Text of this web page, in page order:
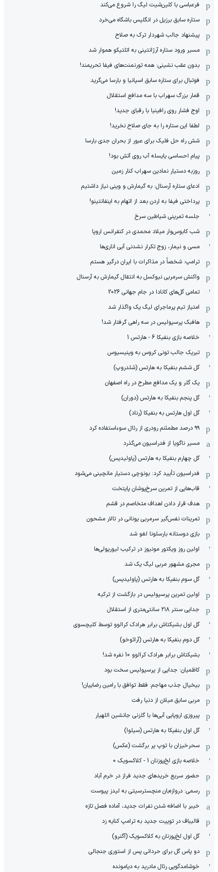
فرعباسی با کلین‌شیت لیگ را شروع می‌کند
ستاره سابق برزیل در انگلیس باشگاه می‌خرد
پیشنهاد جالب شهردار ترک به صلاح
مسیر ورود ستاره آرژانتینی به اتلتیکو هموار شد
بدون عقب نشینی: همه تورنمنت‌های فیفا تحریمند!
فوتبال برای ستاره سابق اسپانیا و بارسا می‌گرید
قمار بزرگ سهراب با سه مدافع استقلال
اوج فشار روی رافینیا با رقبای جدید!
لطفا این ستاره را به جای صلاح نخرید!
شش راه حل فلیک برای عبور از بحران جدی بارسا
پیام احساسی یایسله آب روی آتش بود!
روزبه دستیار نمادین سهراب کنار زمین
ادعای ستاره آرسنال: به گیمارش و وینی نیاز داشتیم
پرداختی فیفا به اردن بعد از اتهام به اینفانتینو!
جلسه تمرینی شیاطین سرخ
شب کابوس‌وار میلاد محمدی در کنفرانس اروپا
مسی و نیمار، زوج تکرار نشدنی آبی اناری‌ها
ترامپ: شخصاً در مذاکرات با ایران درگیر هستم
واکنش سرمربی نیوکسل به انتقال گیمارش به آرسنال
تمامی گل‌های کانادا در جام جهانی 2026
امتیاز تیم پرماجرای لیگ یک واگذار شد
هافبک پرسپولیس در سه راهی گرفتار شد!
خلاصه بازی بنفیکا 6 - هارتس 1
تبریک جالب تونی کروس به وینیسیوس
گل ششم بنفیکا به هارتس (شلدروپ)
یک گلر و یک مدافع مطرح در راه اصفهان
گل پنجم بنفیکا به هارتس (دوران)
گل اول هارتس به بنفیکا (رناد)
۹۹ درصد مطمئنم رودری از رئال سوءاستفاده کرد
مسیر ناگویا از فدراسیون می‌گذرد
گل چهارم بنفیکا به هارتس (پاولیدیس)
فدراسیون تأیید کرد: بونوچی دستیار مانچینی می‌شود
قاب‌هایی از تمرین سرخ‌پوشان پایتخت
هدف قرار دادن اهداف متخاصم در قشم
‏تمرینات نفس‌گیر سرمربی یونانی در تالار مشحون
بازی دوستانه بارسلونا لغو شد
اولین روز ویکتور مونیوز در ترکیب لیورپولی‌ها
مجری مشهور مربی لیگ یک شد
گل سوم بنفیکا به هارتس (پاولیدیس)
اولین تمرین پرسپولیس در بازگشت از ترکیه
جدایی سنتر ۲۱۸ سانتی‌متری از استقلال
گل اول بشیکتاش برابر هرادک کرالوو توسط کلیچسوی
گل دوم بنفیکا به هارتس (آرائوخو)
بشیکتاش برابر هرادک کرالوو 10 نفره شد!
کاظمیان: جدایی از پرسپولیس سخت بود
بیخیال جذب مهاجم: فقط توافق با رامین رضاییان!
مربی سابق میلان از دنیا رفت
پیروزی اروپایی آبی‌ها با گلزنی جانشین اللهیار
گل اول بنفیکا به هارتس (سیلوا)
سحرخیزان با توپ پر برگشت (عکس)
خلاصه بازی لخ‌پوزنان 1 - کلاکسویک 0
حضور سریع خریدهای جدید فراز در خرم آباد
رسمی: دروازه‌بان منچسترسیتی به لیدز پیوست
خیبر با اضافه شدن نفرات جدید، آماده فصل تازه
قالیباف در توییت جدید به ترامپ کنایه زد
گل اول لخ‌پوزنان به کلاکسویک (آگنرو)
دو پاس گل برای حردانی پس از استوری جنجالی
خوشامدگویی رئال مادرید به دیامونده